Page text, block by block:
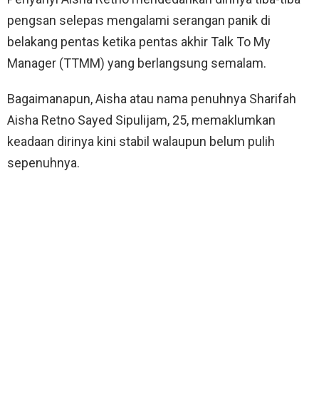
pengsan selepas mengalami serangan panik di
belakang pentas ketika pentas akhir Talk To My
Manager (TTMM) yang berlangsung semalam.
Bagaimanapun, Aisha atau nama penuhnya Sharifah
Aisha Retno Sayed Sipulijam, 25, memaklumkan
keadaan dirinya kini stabil walaupun belum pulih
sepenuhnya.